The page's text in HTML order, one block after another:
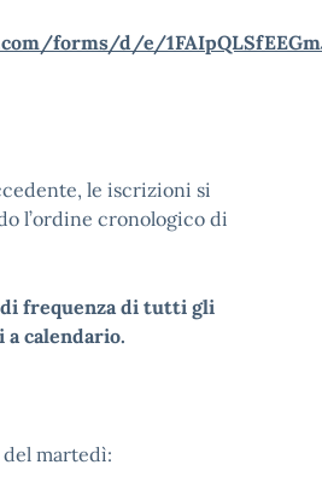
forms/d/e/
le iscrizioni si
l’ordine cronologico di
di frequenza di tutti gli
calendario.
martedì: